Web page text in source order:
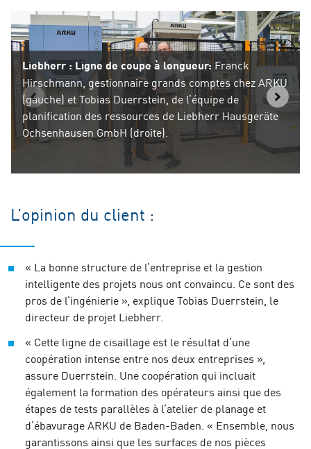
Liebherr : Ligne de coupe à longueur:Franck
Hirschmann, gestionnaire grands comptes chez ARKU
(gauche) et Tobias Duerrstein, de l’équipe de
planification des ressources de Liebherr Hausgeräte
Ochsenhausen GmbH (droite).
L’opinion du client :
« La bonne structure de l’entreprise et la gestion
intelligente des projets nous ont convaincu. Ce sont des
pros de l’ingénierie », explique Tobias Duerrstein, le
directeur de projet Liebherr.
« Cette ligne de cisaillage est le résultat d’une
coopération intense entre nos deux entreprises »,
assure Duerrstein. Une coopération qui incluait
également la formation des opérateurs ainsi que des
étapes de tests parallèles à l’atelier de planage et
d’ébavurage ARKU de Baden-Baden. « Ensemble, nous
garantissons ainsi que les surfaces de nos pièces